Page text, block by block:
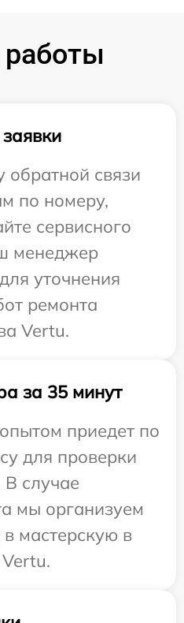
связи
по номеру,
сервисного
менеджер
уточнения
ремонта
Vertu.
за 35 минут
приедет по
для проверки
В случае
мы организуем
мастерскую в